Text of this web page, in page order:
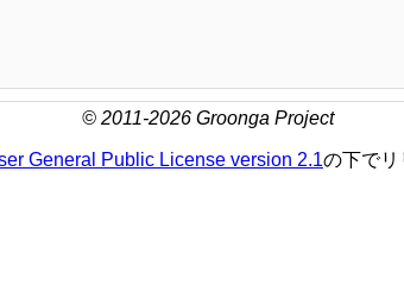
© 2011-2026 Groonga Project
General Public License version 2.1の下でリ